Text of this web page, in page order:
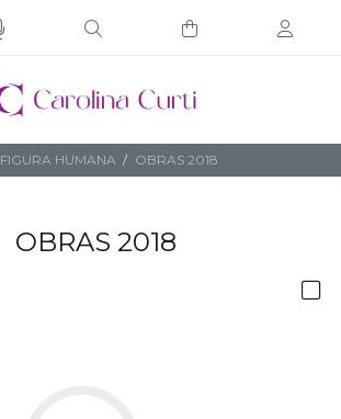
FIGURA HUMANA OBRAS 2018
OBRAS 2018